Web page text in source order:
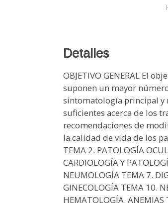
Detalles
OBJETIVO GENERAL El
suponen un mayor
sintomatología principal y
suficientes acerca de los
recomendaciones de
la calidad de vida de los
TEMA 2. PATOLOGÍA
CARDIOLOGÍA Y
NEUMOLOGÍA TEMA 7.
GINECOLOGÍA TEMA 10.
HEMATOLOGÍA.